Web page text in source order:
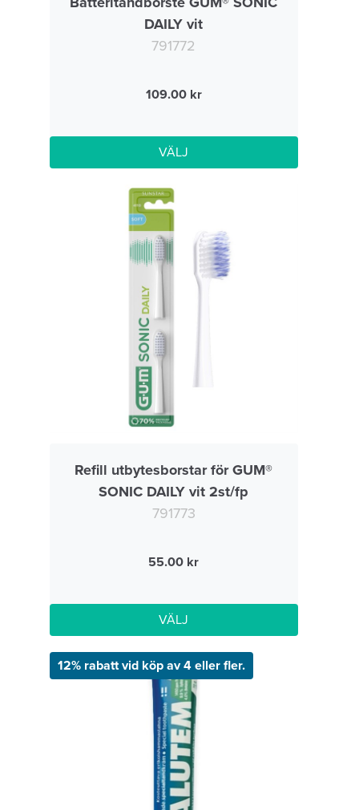
DAILY vit
791772
109.00
VÄLJ
Refill utbytesborstar för GUM®
SONIC DAILY vit 2st/fp
791773
55.00
VÄLJ
12% rabatt vid köp av 4 eller fler.